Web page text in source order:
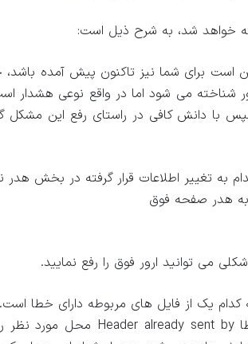
خواهد شد، به شرح ذیل است:
به تغییر اطلاعات قرار گرفته در بخش هدر
هدر صفحه فوق
می توانید ارور فوق را رفع نمایید.
یک از فایل های مربوطه دارای خطا